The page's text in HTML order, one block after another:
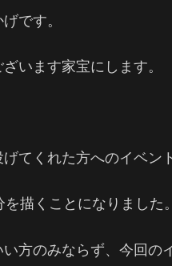
です。
います家宝にします。
てくれた方へのイベン
描くことになりました。
方のみならず、今回の